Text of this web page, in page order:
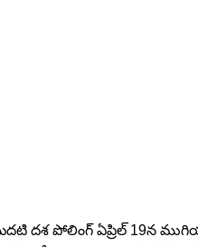
దశ పోలింగ్ ఏప్రిల్ 19న